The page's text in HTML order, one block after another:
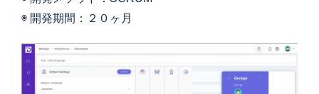
◉ 開発期間：２０ ヶ月